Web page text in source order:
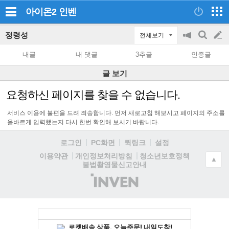
아이온2 인벤
정령성 전체보기
공
on/off
검
색
글
쓰
기
내글 내 댓글 3추글 인증글
글 보기
요청하신 페이지를 찾을 수 없습니다.
서비스 이용에 불편을 드려 죄송합니다. 먼저 새로고침 해보시고 페이지의 주소를
올바르게 입력했는지 다시 한번 확인해 보시기 바랍니다.
로그인 PC화면 퀵링크
설정
이용약관
개인정보처리방침
청소년보호정책
불법촬영물신고안내
(주)
인
▲